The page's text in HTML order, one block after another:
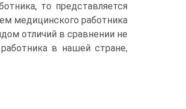
то представляется
медицинского работника
отличий в сравнении не
в нашей стране,